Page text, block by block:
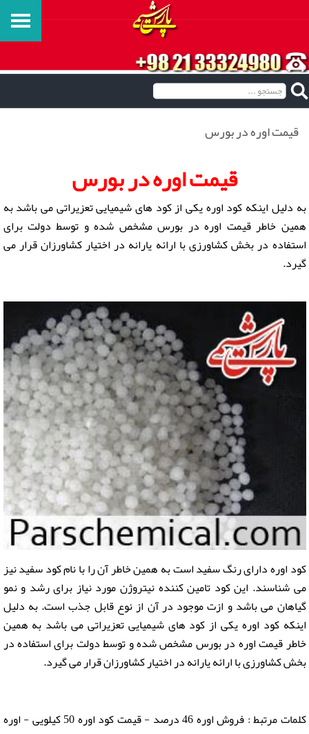
قیمت اوره در بورس
قیمت اوره در بورس
به دلیل اینکه کود اوره یکی از کود های شیمیایی تعزیراتی می باشد به
همین خاطر قیمت اوره در بورس مشخص شده و توسط دولت برای
استفاده در بخش کشاورزی با ارائه یارانه در اختیار کشاورزان قرار می
گیرد.
کود اوره دارای رنگ سفید است به همین خاطر آن را با نام کود سفید نیز
می شناسند. این کود تامین کننده نیتروژن مورد نیاز برای رشد و نمو
گیاهان می باشد و ازت موجود در آن از نوع قابل جذب است. به دلیل
اینکه کود اوره یکی از کود های شیمیایی تعزیراتی می باشد به همین
خاطر قیمت اوره در بورس مشخص شده و توسط دولت برای استفاده در
بخش کشاورزی با ارائه یارانه در اختیار کشاورزان قرار می گیرد.
کلمات مرتبط : فروش اوره 46 درصد - قیمت کود اوره 50 کیلویی - اوره